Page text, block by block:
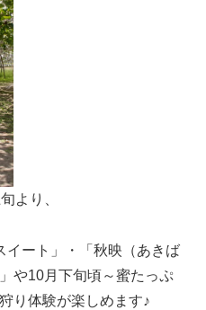
より、
イート」・「秋映（あきば
や10月下旬頃～蜜たっぷ
り体験が楽しめます♪